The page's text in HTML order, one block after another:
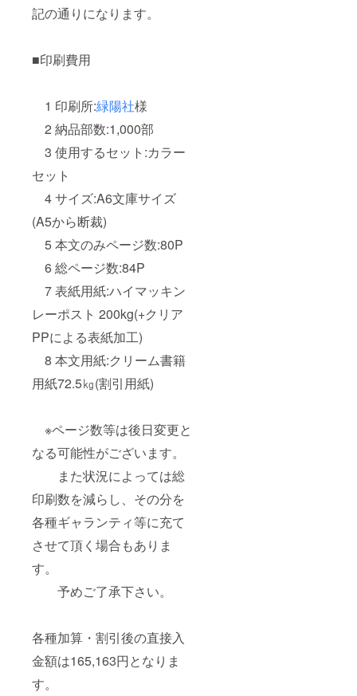
記の通りになります。
■印刷費用
1 印刷所:緑陽社様
2 納品部数:1,000部
3 使用するセット:カラー
セット
4 サイズ:A6文庫サイズ
(A5から断裁)
5 本文のみページ数:80P
6 総ページ数:84P
7 表紙用紙:ハイマッキン
レーポスト 200kg(+クリア
PPによる表紙加工)
8 本文用紙:クリーム書籍
用紙72.5㎏(割引用紙)
※ページ数等は後日変更と
なる可能性がございます。
また状況によっては総
印刷数を減らし、その分を
各種ギャランティ等に充て
させて頂く場合もありま
す。
予めご了承下さい。
各種加算・割引後の直接入
金額は165,163円となりま
す。